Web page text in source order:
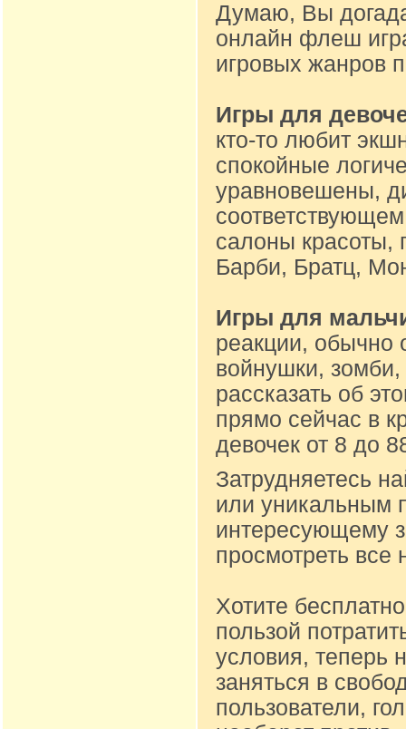
Думаю, Вы
онлайн флеш
игровых жанров
Игры для
кто-то любит
спокойные
уравновешены,
салоны красоты,
Барби, Братц,
Игры для
реакции, обычно
войнушки, зомби,
рассказать об
прямо сейчас в
девочек от 8 до
Затрудняетесь
или уникальным
интересующему
просмотреть все
Хотите
пользой
условия, теперь
заняться в
пользователи,